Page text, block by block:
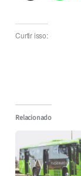
Curtir isso:
Relacionado